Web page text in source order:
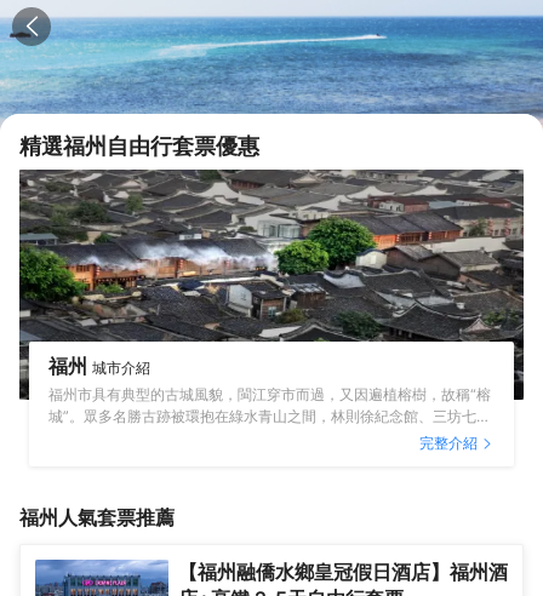
精選福州 自由行套票優惠
福州 城市介紹
福州市具有典型的古城風貌，閩江穿市而過，又因遍植榕樹，故稱“榕
城”。眾多名勝古跡被環抱在綠水青山之間，林則徐紀念館、三坊七
巷、金山寺等具有深厚文化內涵的歷史遺跡與福州雲頂、鼓山等自然
透的肉燕等諸多小吃，海壇島上的海鮮大排檔和海鮮燒烤更是新鮮美
味，讓你味蕾大動。
完整介紹
福州 人氣套票推薦
【福州融僑水鄉皇冠假日酒店】福州酒